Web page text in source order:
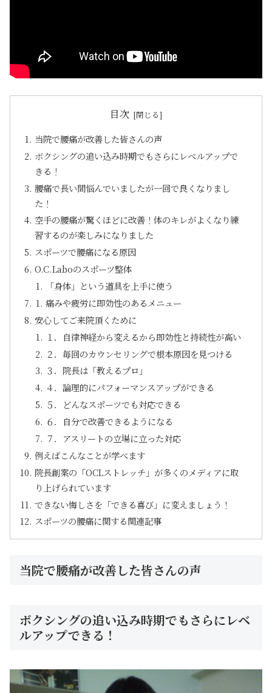
目次
当院で腰痛が改善した皆さんの声
ボクシングの追い込み時期でもさらにレベルアップで
きる！
腰痛で長い間悩んでいましたが一回で良くなりまし
た！
空手の腰痛が驚くほどに改善！体のキレがよくなり練
習するのが楽しみになりました
スポーツで腰痛になる原因
O.C.Laboのスポーツ整体
「身体」という道具を上手に使う
痛みや疲労に即効性のあるメニュー
安心してご来院頂くために
１．自律神経から変えるから即効性と持続性が高い
２．毎回のカウンセリングで根本原因を見つける
３．院長は「教えるプロ」
４．論理的にパフォーマンスアップができる
５．どんなスポーツでも対応できる
６．自分で改善できるようになる
７．アスリートの立場に立った対応
例えばこんなことが学べます
院長創案の「OCLストレッチ」が多くのメディアに取
り上げられています
できない悔しさを「できる喜び」に変えましょう！
スポーツの腰痛に関する関連記事
当院で腰痛が改善した皆さんの声
ボクシングの追い込み時期でもさらにレベ
ルアップできる！